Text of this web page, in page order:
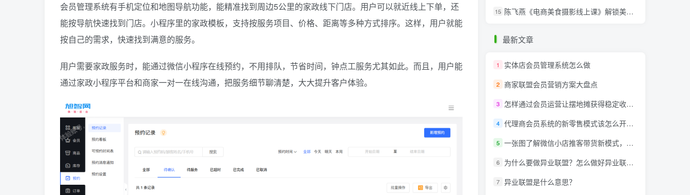
会员管理系统有手机定位和地图导航功能，能精准找到周边5公里的家政线下门店。用户可以就近线上下单，还
能按导航快速找到门店。小程序里的家政模板，支持按服务项目、价格、距离等多种方式排序。这样，用户就能
按自己的需求，快速找到满意的服务。
用户需要家政服务时，能通过微信小程序在线预约，不用排队，节省时间，钟点工服务尤其如此。而且，用户能
通过家政小程序平台和商家一对一在线沟通，把服务细节聊清楚，大大提升客户体验。
15 陈飞燕《电商美食摄影线上课》解锁美食摄影技巧+快速变现+工资or销量翻倍
最新文章
1 实体店会员管理系统怎么做
2 商家联盟会员营销方案大盘点
3 怎样通过会员运营让摆地摊获得稳定收入？
4 代理商会员系统的新零售模式该怎么开发呢？
5 一张图了解微信小店推客带货新模式，详解什么是推客带货？微信小店推客机构怎么玩？
6 为什么要做异业联盟？怎么做好异业联盟？
7 异业联盟是什么意思？